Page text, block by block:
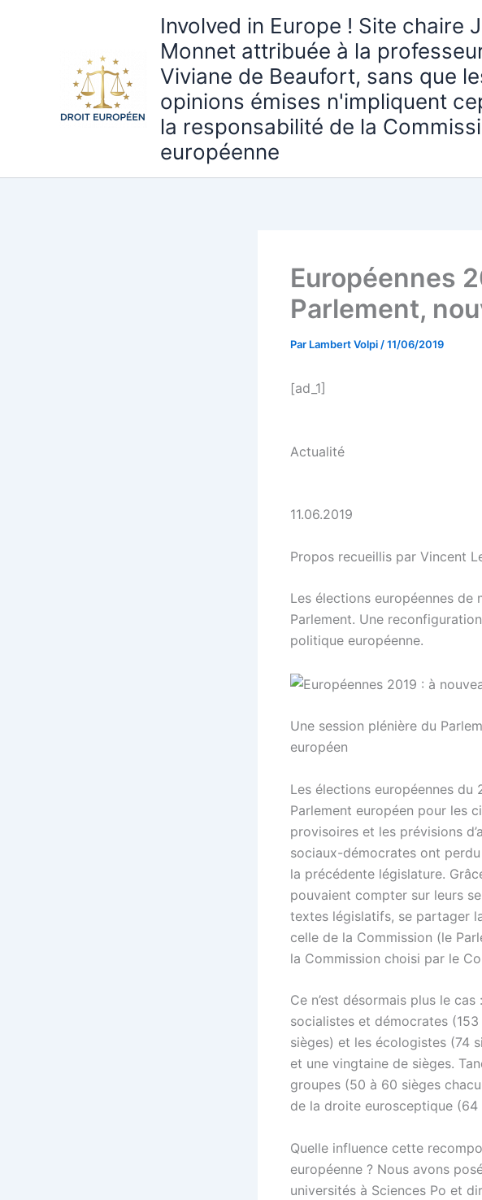
Involved in Europe ! Site chaire
Monnet attribuée à la
Viviane de Beaufort, sans que
opinions émises n'impliquent
la responsabilité de la
européenne
Européennes
Parlement,
Par Lambert Volpi /11/06/2019
[ad_1]
Actualité
11.06.2019
Propos recueillis par Vincent
Les élections européennes
Parlement. Une
politique européenne.
Une session plénière du
européen
Les élections européennes du
Parlement européen pour les
provisoires et les prévisions
sociaux-démocrates ont
la précédente législature.
pouvaient compter sur leurs
textes législatifs, se partager
celle de la Commission (le
la Commission choisi par le
Ce n’est désormais plus le
socialistes et démocrates
sièges) et les écologistes (74
et une vingtaine de sièges.
groupes (50 à 60 sièges
de la droite eurosceptique (64
Quelle influence cette
européenne ? Nous avons
universités à Sciences Po et